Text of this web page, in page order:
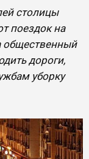
столицы
поездок на
общественный
дороги,
уборку